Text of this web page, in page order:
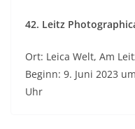
42. Leitz
Ort: Leica Welt, Am
Beginn: 9. Juni 2023
Uhr